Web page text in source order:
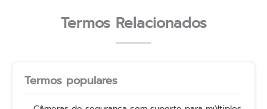
Termos Relacionados
Termos populares